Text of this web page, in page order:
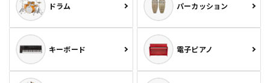
ドラム パーカッション
キーボード 電子ピアノ